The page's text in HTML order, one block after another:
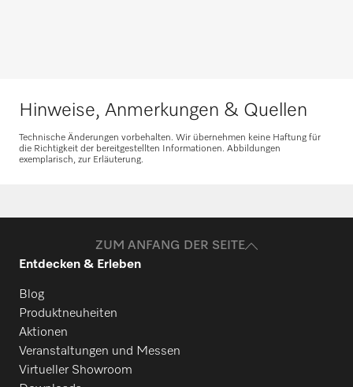
Ersatzteile anfragen
Hinweise, Anmerkungen & Quellen
Technische Änderungen vorbehalten. Wir übernehmen keine Haftung für
die Richtigkeit der bereitgestellten Informationen. Abbildungen
exemplarisch, zur Erläuterung.
ZUM ANFANG DER SEITE
Entdecken & Erleben
Blog
Produktneuheiten
Aktionen
Veranstaltungen und Messen
Virtueller Showroom